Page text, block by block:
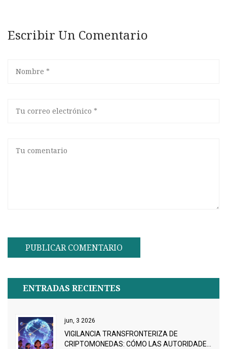
Escribir Un Comentario
ENTRADAS RECIENTES
jun, 3 2026
VIGILANCIA TRANSFRONTERIZA DE
CRIPTOMONEDAS: CÓMO LAS AUTORIDADES